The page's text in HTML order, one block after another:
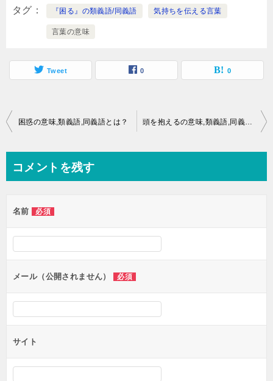
タグ 『困る』の類義語/同義語 気持ちを伝える言葉
言葉の意味
Tweet 0 0
投
ビ
ー
シ
ン
困惑の意味,類義語,同義語とは？ 頭を抱えるの意味,類義語,同義語とは？
コメントを残す
名前 必須
メール（公開されません） 必須
サイト